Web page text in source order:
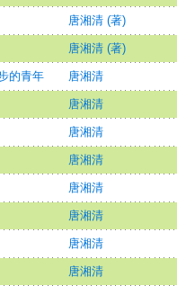
唐湘清 (著)
唐湘清 (著)
的青年 唐湘清
唐湘清
唐湘清
唐湘清
唐湘清
唐湘清
唐湘清
唐湘清